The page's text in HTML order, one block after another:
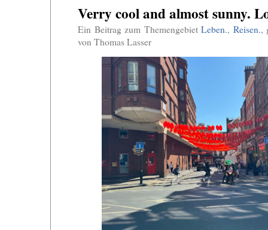
Verry cool and almost sunny.
Ein Beitrag zum Themengebiet Leben., Reisen.,
von Thomas Lasser